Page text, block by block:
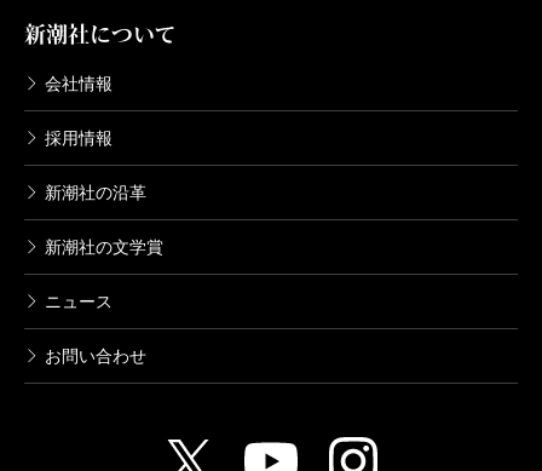
禍で多くのクリエイターたちが直面した問いかけに対
力を与えてくれるのだ。
（よしだ・だいすけ ライター）
新潮社について
会社情報
採用情報
新潮社の沿革
新潮社の文学賞
ニュース
お問い合わせ